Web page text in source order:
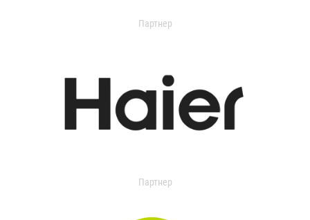
Партнер
Партнер